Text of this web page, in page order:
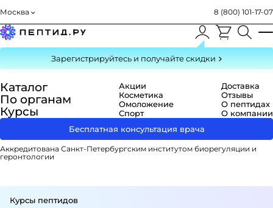
Москва 8 (800) 101-17-07
Зарегистрируйтесь и получайте скидки
Каталог
По органам
Курсы
Акции
Косметика
Омоложение
Спорт
Доставка
Отзывы
О пептидах
О компании
Бесплатная консультация врача
Аккредитована Санкт-Петербургским институтом биорегуляции и
геронтологии
Курсы пептидов